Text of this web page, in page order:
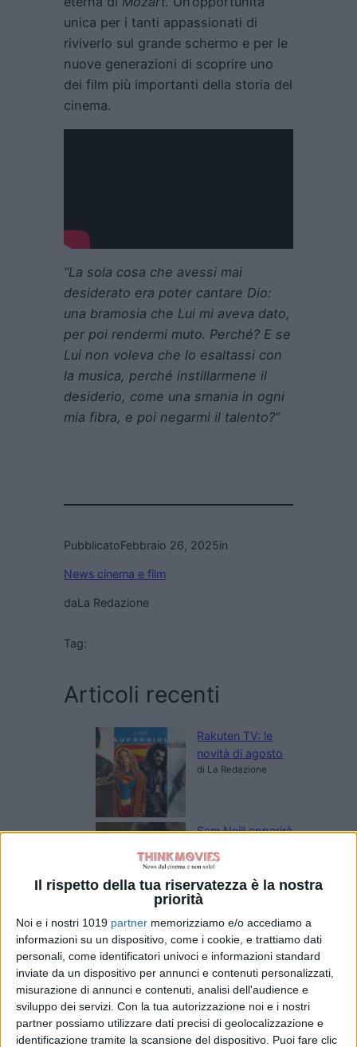
Il rispetto della tua riservatezza è la nostra
priorità
Noi e i nostri 1019 partner memorizziamo e/o accediamo a
informazioni su un dispositivo, come i cookie, e trattiamo dati
personali, come identificatori univoci e informazioni standard
inviate da un dispositivo per annunci e contenuti personalizzati,
misurazione di annunci e contenuti, analisi dell'audience e
sviluppo dei servizi. Con la tua autorizzazione noi e i nostri
partner possiamo utilizzare dati precisi di geolocalizzazione e
identificazione tramite la scansione del dispositivo. Puoi fare clic
unica per i tanti appassionati di
riviverlo sul grande schermo e per le
nuove generazioni di scoprire uno
dei film più importanti della storia del
cinema.
“La sola cosa che avessi mai
desiderato era poter cantare Dio:
una bramosia che Lui mi aveva dato,
per poi rendermi muto. Perché? E se
Lui non voleva che lo esaltassi con
la musica, perché instillarmene il
desiderio, come una smania in ogni
mia fibra, e poi negarmi il talento?”
PubblicatoFebbraio 26, 2025in
News cinema e film
daLa Redazione
Tag:
Articoli recenti
Rakuten TV: le
novità di agosto
di La Redazione
Sam Neill apparirà
Zelda: l’attore
aveva completato
le riprese prima
della morte
di Emanuela Giuliani
Lionsgate
prepara il sequel
di Michael: riprese
al via tra fine
2026 e inizio
2027